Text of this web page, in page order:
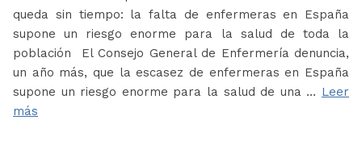
queda sin tiempo: la falta de enfermeras en España
supone un riesgo enorme para la salud de toda la
población El Consejo General de Enfermería denuncia,
un año más, que la escasez de enfermeras en España
supone un riesgo enorme para la salud de una … Leer
más